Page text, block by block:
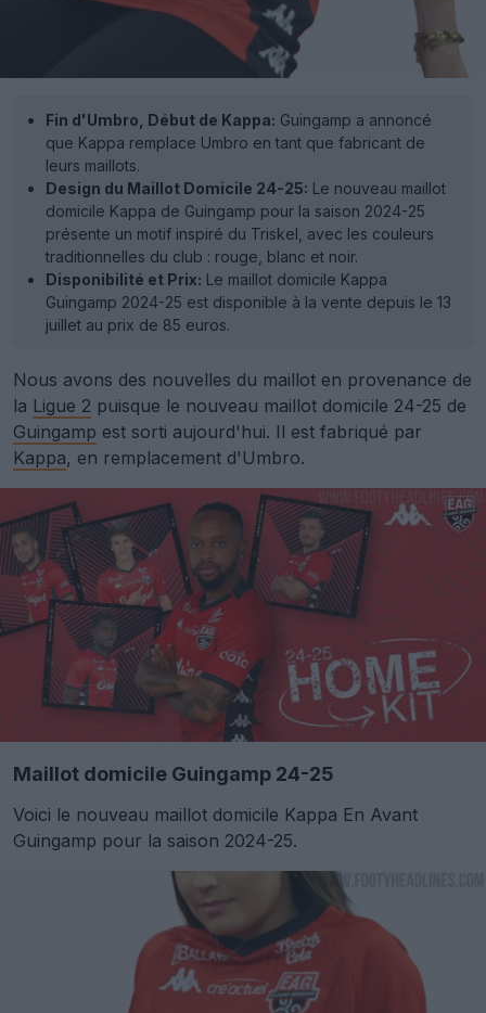
Fin d'Umbro, Début de Kappa: Guingamp a annoncé
que Kappa remplace Umbro en tant que fabricant de
leurs maillots.
Design du Maillot Domicile 24-25: Le nouveau maillot
domicile Kappa de Guingamp pour la saison 2024-25
présente un motif inspiré du Triskel, avec les couleurs
traditionnelles du club : rouge, blanc et noir.
Disponibilité et Prix: Le maillot domicile Kappa
Guingamp 2024-25 est disponible à la vente depuis le 13
juillet au prix de 85 euros.
Nous avons des nouvelles du maillot en provenance de
la Ligue 2 puisque le nouveau maillot domicile 24-25 de
Guingamp est sorti aujourd'hui. Il est fabriqué par
Kappa, en remplacement d'Umbro.
Maillot domicile Guingamp 24-25
Voici le nouveau maillot domicile Kappa En Avant
Guingamp pour la saison 2024-25.